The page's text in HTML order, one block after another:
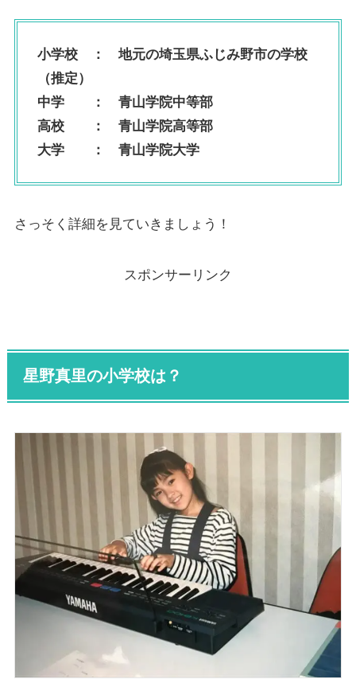
小学校 ：地元の埼玉県ふじみ野市の学校
（推定）
中学 ： 青山学院中等部
高校 ： 青山学院高等部
大学 ：青山学院大学
さっそく詳細を見ていきましょう！
スポンサーリンク
星野真里の小学校は？